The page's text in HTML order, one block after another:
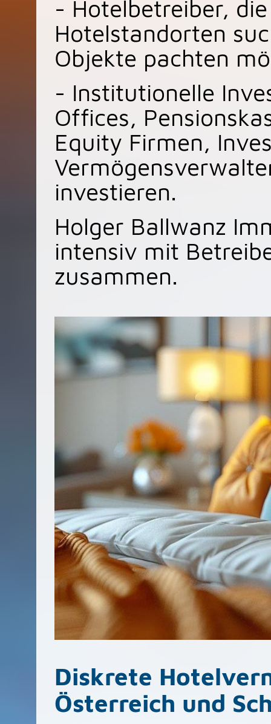
- Hotelbetreiber,
Hotelstandorten
Objekte pachten
- Institutionelle
Offices,
Equity Firmen,
investieren.
Holger Ballwanz
intensiv mit
zusammen.
Diskrete
Österreich und